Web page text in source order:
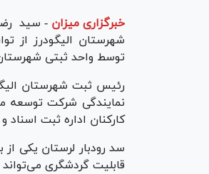
خبرگزاری میزان - سید
شهرستان الیگودرز از
توسط واحد ثبتی
رئیس ثبت شهرستان
کارکنان اداره ثبت
سد رودبار لرستان یکی
قابلیت گردشگری